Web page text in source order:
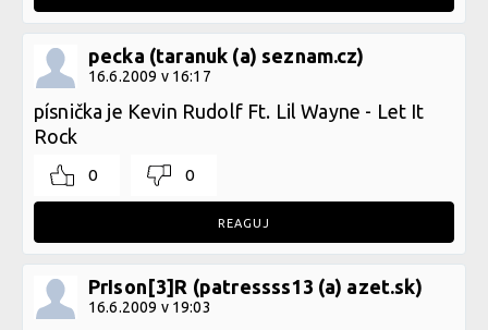
pecka (taranuk (a) seznam.cz)
16.6.2009 v 16:17
písnička je Kevin Rudolf Ft. Lil Wayne - Let It
Rock
0 0
REAGUJ
PrIson[3]R (patressss13 (a) azet.sk)
16.6.2009 v 19:03